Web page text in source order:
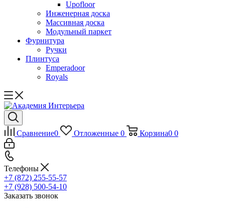
Upofloor
Инженерная доска
Массивная доска
Модульный паркет
Фурнитура
Ручки
Плинтуса
Emperadoor
Royals
Сравнение0 Отложенные 0 Корзина0 0
Телефоны
+7 (872) 255-55-57
+7 (928) 500-54-10
Заказать звонок